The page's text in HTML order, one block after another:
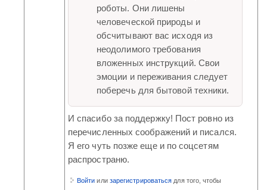
роботы. Они лишены
человеческой природы и
обсчитывают вас исходя из
неодолимого требования
вложенных инструкций. Свои
эмоции и переживания следует
поберечь для бытовой техники.
И спасибо за поддержку! Пост ровно из
перечисленных соображений и писался.
Я его чуть позже еще и по соцсетям
распространю.
Войти или зарегистрироваться для того, чтобы